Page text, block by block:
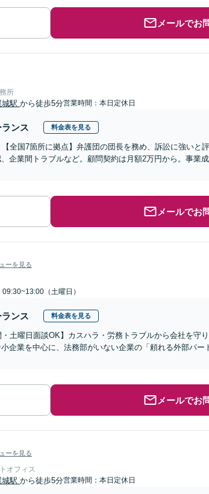
メールでお
所
駅 から徒歩5分営業時間：本日定休日
ンス 料金表を見る
【全国7箇所に拠点】弁護団の団長を務め、訴訟に強いと
企業間トラブルなど。顧問契約は月額2万円から。事業
メールでお
ーを見る
（土曜日）
ンス 料金表を見る
・土曜日面談OK】カスハラ・労務トラブルから会社を守
企業を中心に、法務部がいない企業の「頼れる外部パ
メールでお
ーを見る
オフィス
駅 から徒歩5分営業時間：本日定休日